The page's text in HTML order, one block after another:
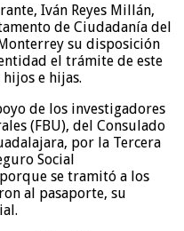
Iván Reyes Millán,
de Ciudadanía del
su disposición
el trámite de este
e hijas.
de los investigadores
(FBU), del Consulado
por la Tercera
Social
se tramitó a los
al pasaporte, su